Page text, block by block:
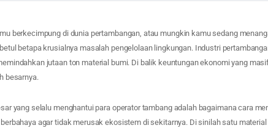
berkecimpung di dunia pertambangan, atau mungkin kamu sedang
betapa krusialnya masalah pengelolaan lingkungan. Industri
jutaan ton material bumi. Di balik keuntungan ekonomi yang
besarnya.
yang selalu menghantui para operator tambang adalah bagaimana cara
agar tidak merusak ekosistem di sekitarnya. Di sinilah satu